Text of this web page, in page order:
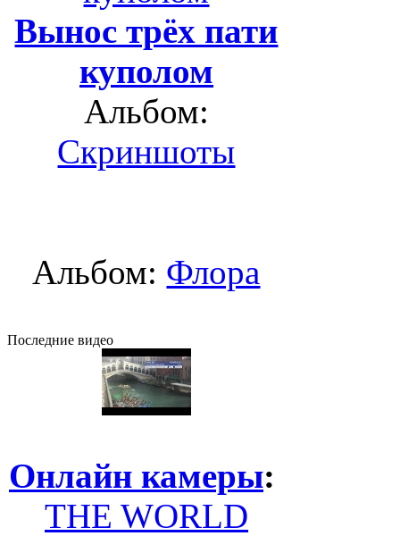
Вынос трёх пати
куполом
Альбом:
Скриншоты
Альбом: Флора
Последние видео
Онлайн камеры:
THE WORLD